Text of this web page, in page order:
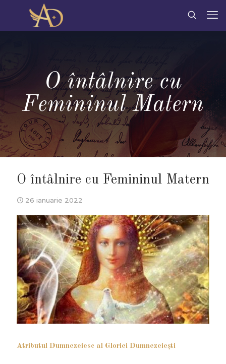
O întâlnire cu
Femininul Matern
O întâlnire cu Femininul Matern
26 ianuarie 2022
Atributul Dumnezeiesc al Gloriei Dumnezeieşti